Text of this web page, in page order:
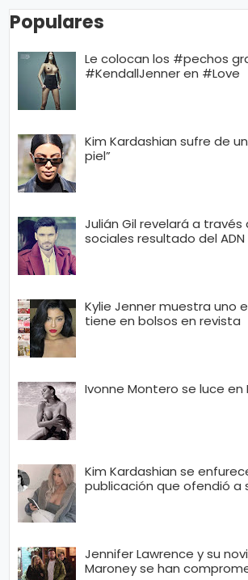
Populares
Le colocan los #pechos
#KendallJenner en #Love
Kim Kardashian sufre de
piel”
Julián Gil revelará a través
sociales resultado del ADN
Kylie Jenner muestra uno
tiene en bolsos en revista
Ivonne Montero se luce en
Kim Kardashian se
publicación que ofendió a
Jennifer Lawrence y su
Maroney se han